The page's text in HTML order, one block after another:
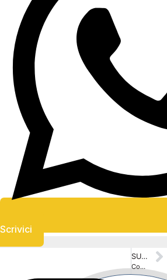
Scrivici
SUCCESSIVO
Come promuovere il tuo B&B